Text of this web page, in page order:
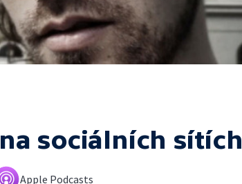
na sociálních sítích
Apple Podcasts